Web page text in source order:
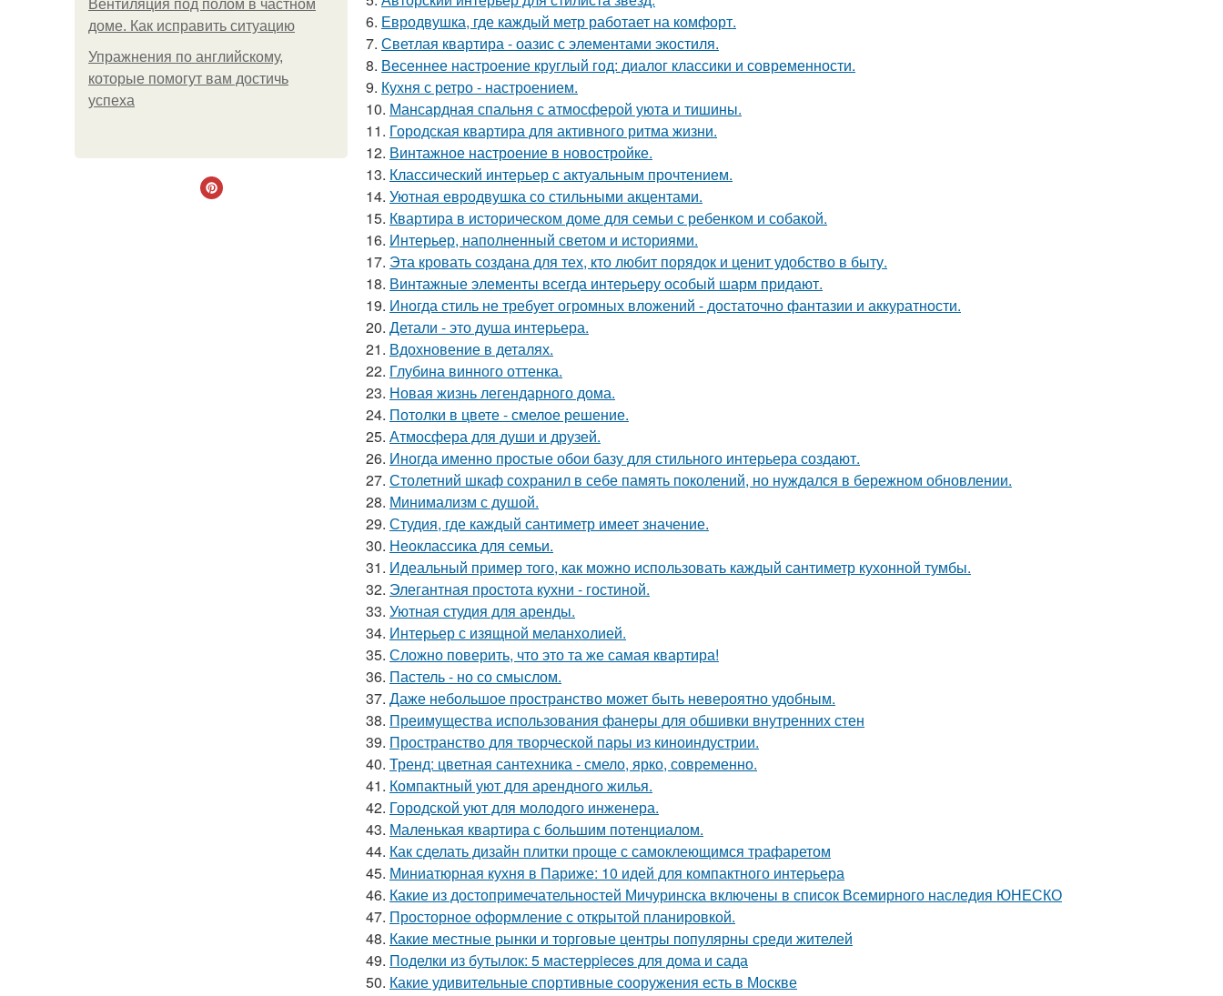
Вентиляция под полом в частном
доме. Как исправить ситуацию
Упражнения по английскому,
которые помогут вам достичь
успеха
6. Евродвушка, где каждый метр работает на комфорт.
7. Светлая квартира - оазис с элементами экостиля.
8. Весеннее настроение круглый год: диалог классики и современности.
9. Кухня с ретро - настроением.
10. Мансардная спальня с атмосферой уюта и тишины.
11. Городская квартира для активного ритма жизни.
12. Винтажное настроение в новостройке.
13. Классический интерьер с актуальным прочтением.
14. Уютная евродвушка со стильными акцентами.
15. Квартира в историческом доме для семьи с ребенком и собакой.
16. Интерьер, наполненный светом и историями.
17. Эта кровать создана для тех, кто любит порядок и ценит удобство в быту.
18. Винтажные элементы всегда интерьеру особый шарм придают.
19. Иногда стиль не требует огромных вложений - достаточно фантазии и аккуратности.
20. Детали - это душа интерьера.
21. Вдохновение в деталях.
22. Глубина винного оттенка.
23. Новая жизнь легендарного дома.
24. Потолки в цвете - смелое решение.
25. Атмосфера для души и друзей.
26. Иногда именно простые обои базу для стильного интерьера создают.
27. Столетний шкаф сохранил в себе память поколений, но нуждался в бережном обновлении.
28. Минимализм с душой.
29. Студия, где каждый сантиметр имеет значение.
30. Неоклассика для семьи.
31. Идеальный пример того, как можно использовать каждый сантиметр кухонной тумбы.
32. Элегантная простота кухни - гостиной.
33. Уютная студия для аренды.
34. Интерьер с изящной меланхолией.
35. Сложно поверить, что это та же самая квартира!
36. Пастель - но со смыслом.
37. Даже небольшое пространство может быть невероятно удобным.
38. Преимущества использования фанеры для обшивки внутренних стен
39. Пространство для творческой пары из киноиндустрии.
40. Тренд: цветная сантехника - смело, ярко, современно.
41. Компактный уют для арендного жилья.
42. Городской уют для молодого инженера.
43. Маленькая квартира с большим потенциалом.
44. Как сделать дизайн плитки проще с самоклеющимся трафаретом
45. Миниатюрная кухня в Париже: 10 идей для компактного интерьера
46. Какие из достопримечательностей Мичуринска включены в список Всемирного наследия ЮНЕСКО
47. Просторное оформление с открытой планировкой.
48. Какие местные рынки и торговые центры популярны среди жителей
49. Поделки из бутылок: 5 мастерpieces для дома и сада
50. Какие удивительные спортивные сооружения есть в Москве